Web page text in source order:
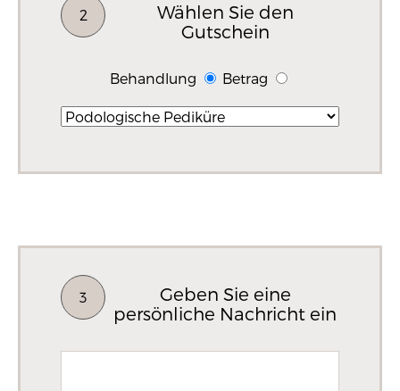
2
Wählen Sie den
Gutschein
Behandlung Betrag
3
Geben Sie eine
persönliche Nachricht ein